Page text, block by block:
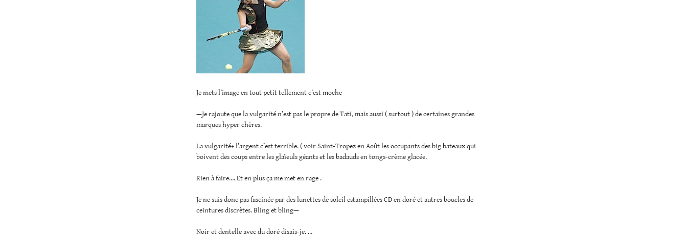
Je mets l’image en tout petit tellement c’est moche
—Je rajoute que la vulgarité n’est pas le propre de Tati, mais aussi ( surtout ) de certaines grandes
marques hyper chères.
La vulgarité+ l’argent c’est terrible. ( voir Saint-Tropez en Août les occupants des big bateaux qui
boivent des coups entre les glaïeuls géants et les badauds en tongs-crème glacée.
Rien à faire…. Et en plus ça me met en rage .
Je ne suis donc pas fascinée par des lunettes de soleil estampillées CD en doré et autres boucles de
ceintures discrètes. Bling et bling—
Noir et dentelle avec du doré disais-je. …